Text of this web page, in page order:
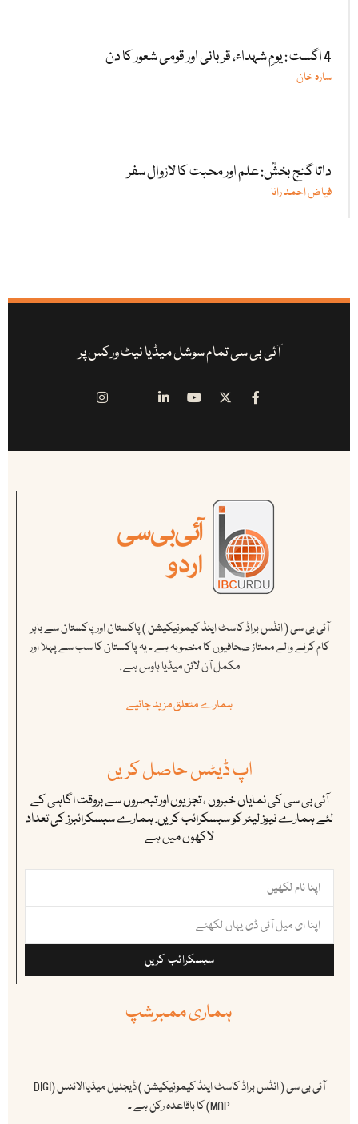
4 اگست : یومِ شہداء، قربانی اور قومی شعور کا دن
سارہ خان
داتا گنج بخشؒ: علم اور محبت کا لازوال سفر
فیاض احمد رانا
آئی بی سی تمام سوشل میڈیا نیٹ ورکس پر
آئی بی سی ( انڈس براڈ کاسٹ اینڈ کیمونیکیشن ) پاکستان اور پاکستان سے باہر
کام کرنے والے ممتاز صحافیوں کا منصوبہ ہے ۔ یہ پاکستان کا سب سے پہلا اور
مکمل آن لائن میڈیا ہاوس ہے .
ہمارے متعلق مزید جانیے
اپ ڈیٹس حاصل کریں
آئی بی سی کی نمایاں خبروں ، تجزیوں اور تبصروں سے بروقت اگاہی کے
لئے ہمارے نیوز لیٹر کو سبسکرائب کریں. ہمارے سبسکرائبرز کی تعداد
لاکھوں میں ہے
سبسکرائب کریں
ہماری ممبرشپ
آئی بی سی ( انڈس براڈ کاسٹ اینڈ کیمونیکیشن ) ڈیجٹیل میڈیاالائنس (DIGI
MAP) کا باقاعدہ رکن ہے ۔